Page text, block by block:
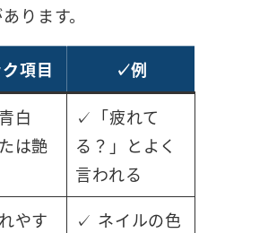
ります。
項目 ✓例
白
は艶
✓「疲れて
る？」とよく
言われる
やす
✓ ネイルの色